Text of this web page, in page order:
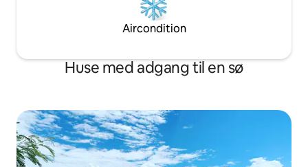
Aircondition
Huse med adgang til en sø